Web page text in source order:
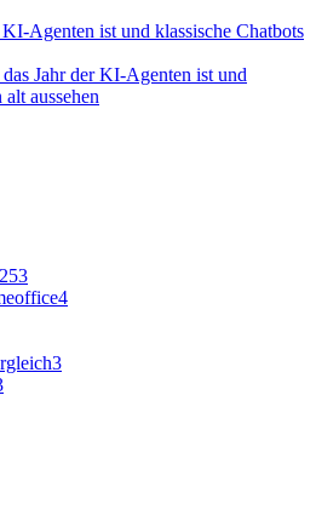
Jahr der KI-Agenten ist und
aussehen
3
4
3